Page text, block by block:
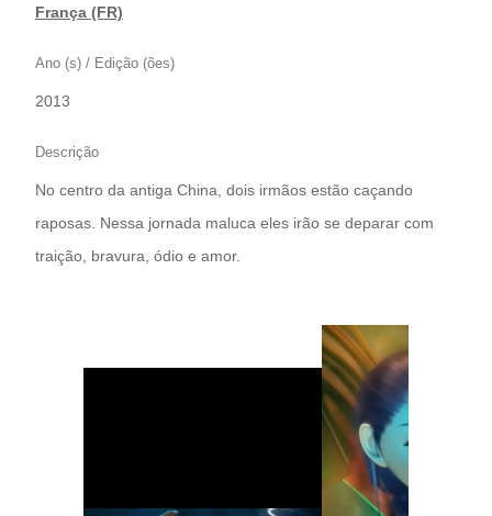
França (FR)
Ano (s) / Edição (ões)
2013
Descrição
No centro da antiga China, dois irmãos estão caçando
raposas. Nessa jornada maluca eles irão se deparar com
traição, bravura, ódio e amor.